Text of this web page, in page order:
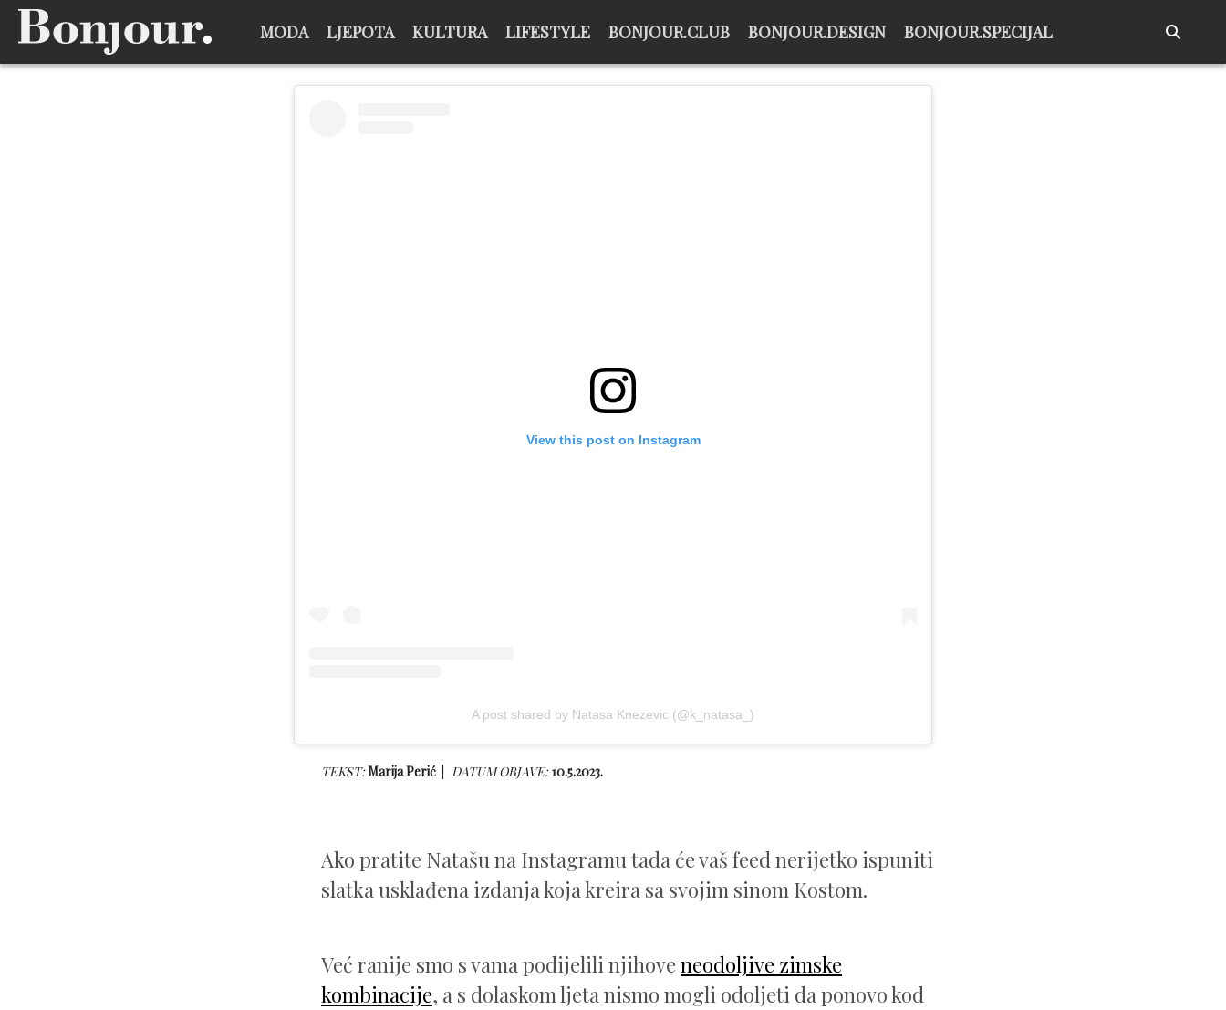
MODA LJEPOTA KULTURA LIFESTYLE BONJOUR.CLUB BONJOUR.DESIGN BONJOUR.SPECIJAL
View this post on Instagram
A post shared by Natasa Knezevic (@k_natasa_)
TEKST:Marija Perić DATUM OBJAVE:10.5.2023.
Ako pratite Natašu na Instagramu tada će vaš feed nerijetko ispuniti
slatka usklađena izdanja koja kreira sa svojim sinom Kostom.
Već ranije smo s vama podijelili njihove neodoljive zimske
kombinacije, a s dolaskom ljeta nismo mogli odoljeti da ponovo kod